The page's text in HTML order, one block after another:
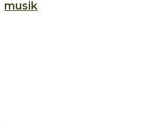
musik